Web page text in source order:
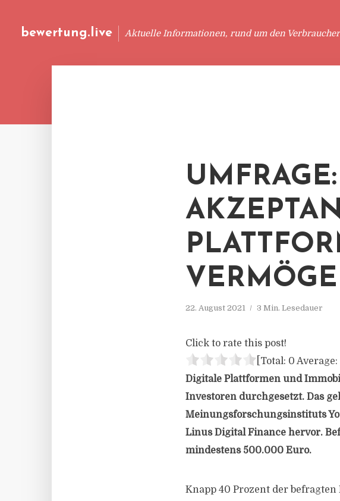
bewertung.live Aktuelle Informationen, rund um den
22. August 2021 3 Min. Lesedauer
Click to rate this post!
[Total: 0 Average:
Digitale Plattformen und
Investoren durchgesetzt. Das
Meinungsforschungsinstituts
Linus Digital Finance hervor.
mindestens 500.000 Euro.
Knapp 40 Prozent der